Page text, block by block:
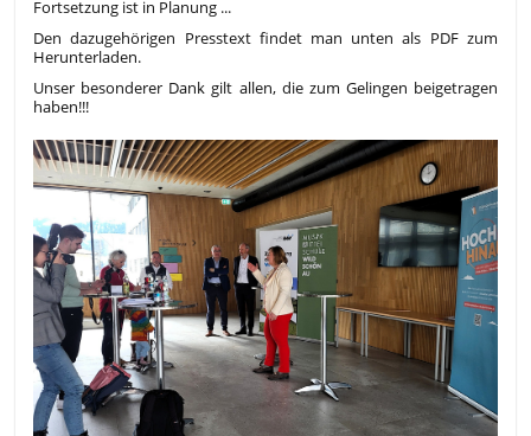
Fortsetzung ist in Planung ...
Den dazugehörigen Presstext findet man unten als PDF zum
Herunterladen.
Unser besonderer Dank gilt allen, die zum Gelingen beigetragen
haben!!!